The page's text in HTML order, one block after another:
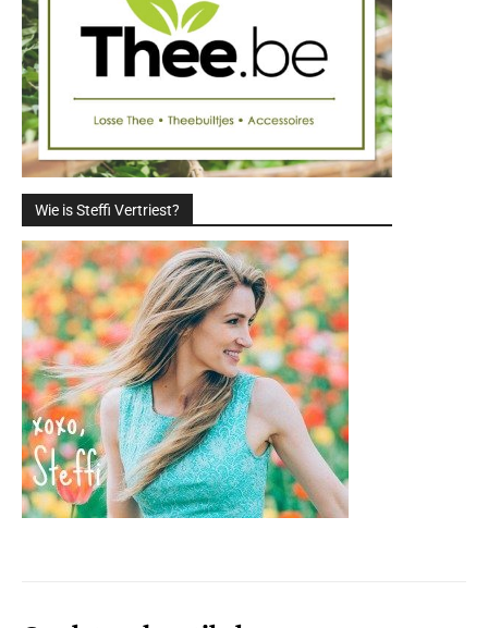
Wie is Steffi Vertriest?